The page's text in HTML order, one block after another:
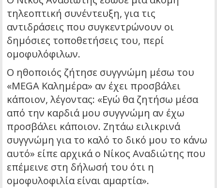
τηλεοπτική συνέντευξη, για τις
αντιδράσεις που συγκεντρώνουν οι
δημόσιες τοποθετήσεις του, περί
ομοφυλόφιλων.
Ο ηθοποιός ζήτησε συγγνώμη μέσω του
«MEGA Καλημέρα» αν έχει προσβάλει
κάποιον, λέγοντας: «Εγώ θα ζητήσω μέσα
από την καρδιά μου συγγνώμη αν έχω
προσβάλει κάποιον. Ζητάω ειλικρινά
συγγνώμη για το καλό το δικό μου το κάνω
αυτό» είπε αρχικά ο Νίκος Αναδιώτης που
επέμεινε στη δήλωσή του ότι η
ομοφυλοφιλία είναι αμαρτία».